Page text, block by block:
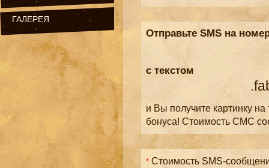
Отправьте SMS на
с текстом
и Вы получите картинку
бонуса! Стоимость СМС
* Стоимость SMS-
ГАЛЕРЕЯ